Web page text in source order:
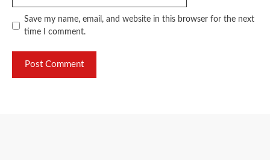
Save my name, email, and website in this browser for the next
time I comment.